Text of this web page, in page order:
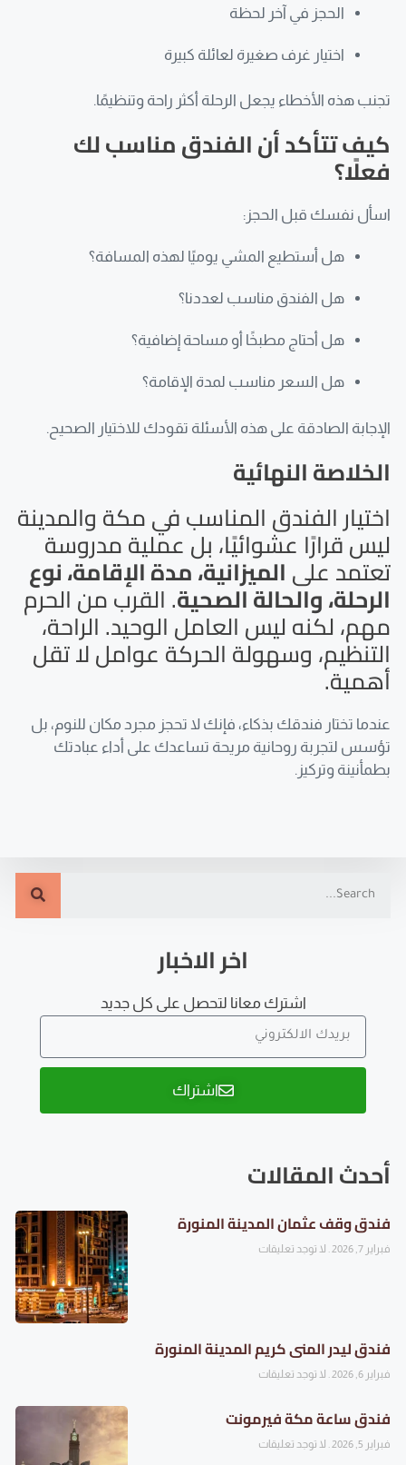
الحجز في آخر لحظة
اختيار غرف صغيرة لعائلة كبيرة
تجنب هذه الأخطاء يجعل الرحلة أكثر راحة وتنظيمًا.
كيف تتأكد أن الفندق مناسب لك
فعلًا؟
اسأل نفسك قبل الحجز:
هل أستطيع المشي يوميًا لهذه المسافة؟
هل الفندق مناسب لعددنا؟
هل أحتاج مطبخًا أو مساحة إضافية؟
هل السعر مناسب لمدة الإقامة؟
الإجابة الصادقة على هذه الأسئلة تقودك للاختيار الصحيح.
الخلاصة النهائية
اختيار الفندق المناسب في مكة والمدينة
ليس قرارًا عشوائيًا، بل عملية مدروسة
تعتمد علىالميزانية، مدة الإقامة، نوع
الرحلة، والحالة الصحية. القرب من الحرم
مهم، لكنه ليس العامل الوحيد. الراحة،
التنظيم، وسهولة الحركة عوامل لا تقل
أهمية.
عندما تختار فندقك بذكاء، فإنك لا تحجز مجرد مكان للنوم، بل
تؤسس لتجربة روحانية مريحة تساعدك على أداء عبادتك
بطمأنينة وتركيز.
اخر الاخبار
اشترك معانا لتحصل على كل جديد
اشتراك
أحدث المقالات
فندق وقف عثمان المدينة المنورة
فبراير 7, 2026 لا توجد تعليقات
فندق ليدر المنى كريم المدينة المنورة
فبراير 6, 2026 لا توجد تعليقات
فندق ساعة مكة فيرمونت
فبراير 5, 2026 لا توجد تعليقات